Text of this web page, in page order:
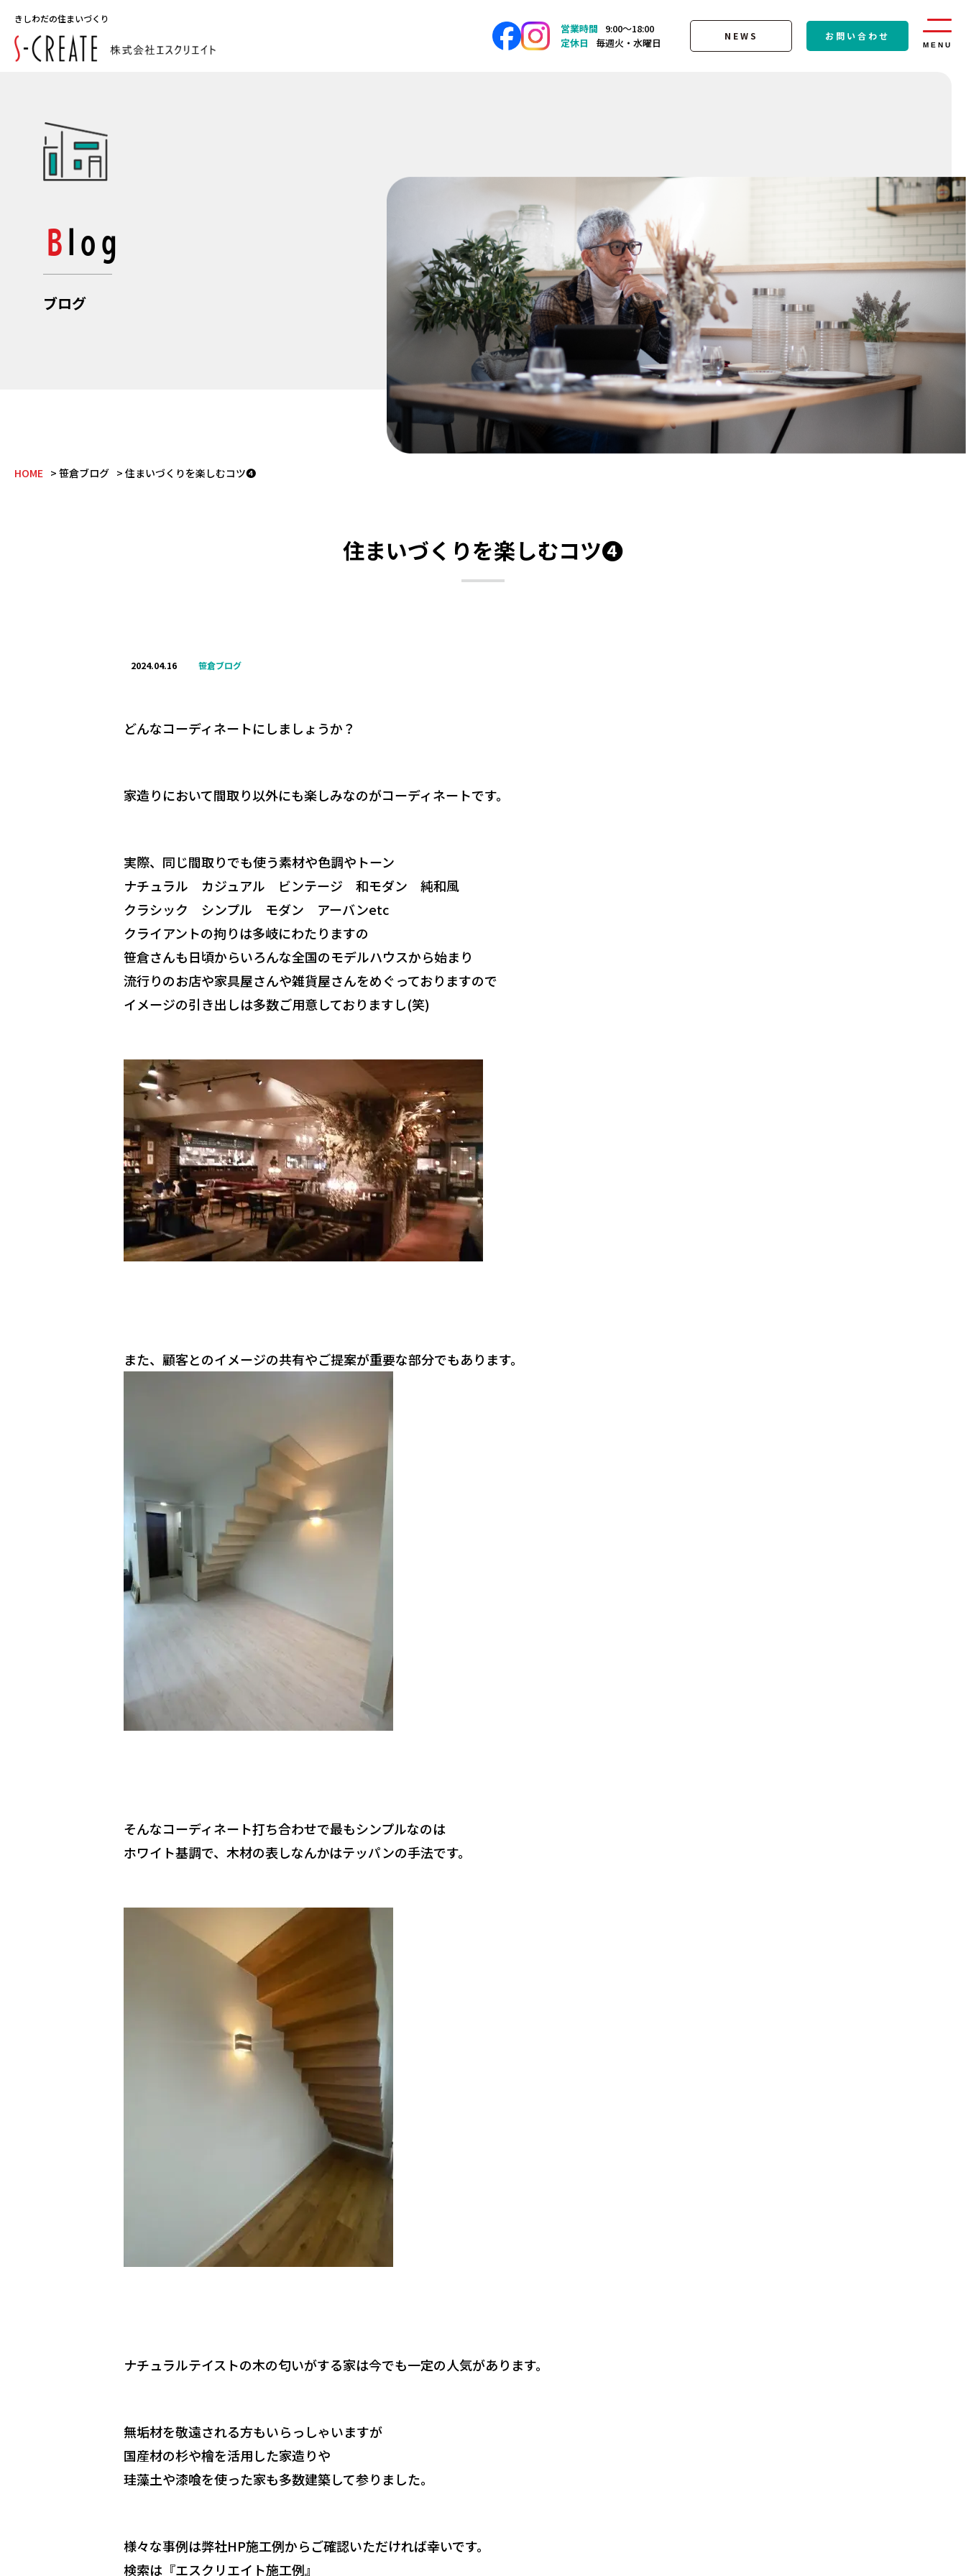
きしわだの住まいづくり
営業時間
9:00〜18:00
定休日
毎週火・水曜日
NEWS お問い合わせ
MENU
Blog
ブログ
HOME 笹倉ブログ 住まいづくりを楽しむコツ❹
住まいづくりを楽しむコツ❹
2024.04.16 笹倉ブログ
どんなコーディネートにしましょうか？
家造りにおいて間取り以外にも楽しみなのがコーディネートです。
実際、同じ間取りでも使う素材や色調やトーン
ナチュラル カジュアル ビンテージ 和モダン 純和風
クラシック シンプル モダン アーバンetc
クライアントの拘りは多岐にわたりますの
笹倉さんも日頃からいろんな全国のモデルハウスから始まり
流行りのお店や家具屋さんや雑貨屋さんをめぐっておりますので
イメージの引き出しは多数ご用意しておりますし(笑)
また、顧客とのイメージの共有やご提案が重要な部分でもあります。
そんなコーディネート打ち合わせで最もシンプルなのは
ホワイト基調で、木材の表しなんかはテッパンの手法です。
ナチュラルテイストの木の匂いがする家は今でも一定の人気があります。
無垢材を敬遠される方もいらっしゃいますが
国産材の杉や檜を活用した家造りや
珪藻土や漆喰を使った家も多数建築して参りました。
様々な事例は弊社HP施工例からご確認いただければ幸いです。
検索は『エスクリエイト施工例』